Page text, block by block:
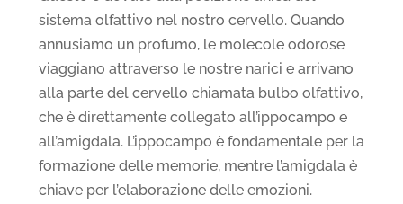
sistema olfattivo nel nostro cervello. Quando
annusiamo un profumo, le molecole odorose
viaggiano attraverso le nostre narici e arrivano
alla parte del cervello chiamata bulbo olfattivo,
che è direttamente collegato all’ippocampo e
all’amigdala. L’ippocampo è fondamentale per la
formazione delle memorie, mentre l’amigdala è
chiave per l’elaborazione delle emozioni.